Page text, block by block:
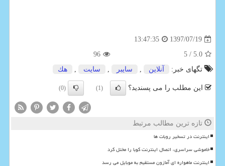
1397/07/19
13:47:35
5.0
/ 5
96
تگهای خبر:
آنلاین , سایبر , سایت , هك
این مطلب را می پسندید؟ (1)
(0)
تازه ترین مطالب مرتبط
اینترنت در تسخیر روبات ها
خاموشی سراسری، اتصال اینترنت کوبا را مختل کرد
اینترنت ماهواره ای آمازون مستقیم به موبایل می رسد